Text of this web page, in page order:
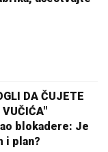
DA ČUJETE
blokadere: Je
i plan?